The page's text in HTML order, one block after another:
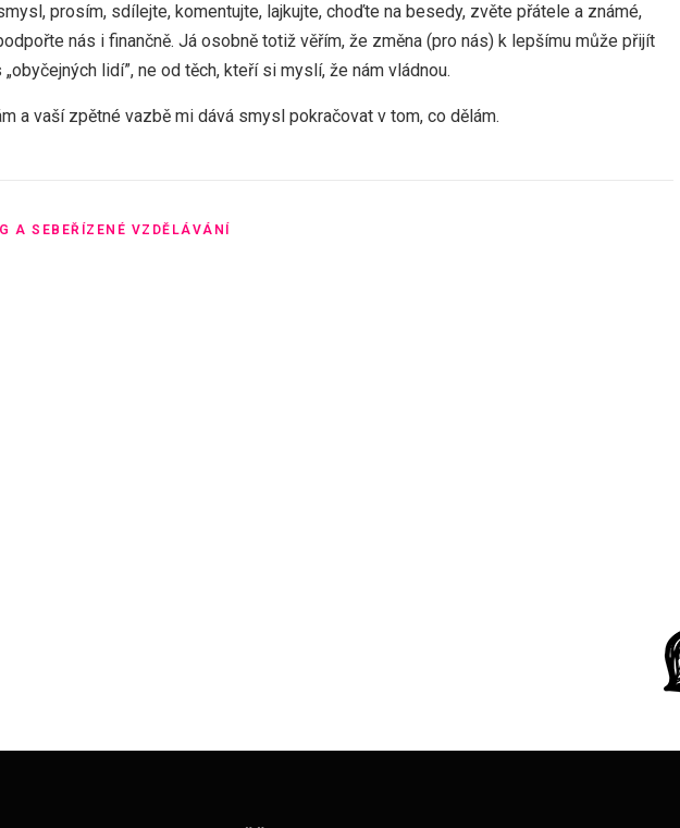
prosím, sdílejte, komentujte, lajkujte, choďte na besedy, zvěte přátele a známé,
nás i finančně. Já osobně totiž věřím, že změna (pro nás) k lepšímu může přijít
lidí”, ne od těch, kteří si myslí, že nám vládnou.
a vaší zpětné vazbě mi dává smysl pokračovat v tom, co dělám.
A SEBEŘÍZENÉ VZDĚLÁVÁNÍ